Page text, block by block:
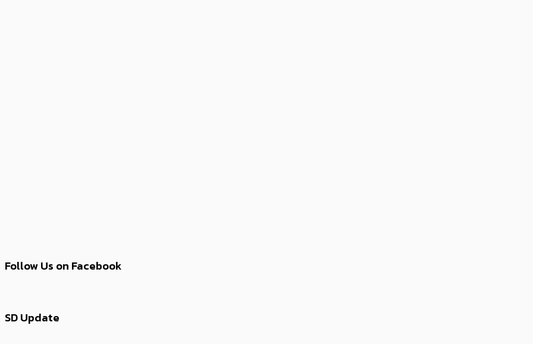
Follow Us on Facebook
SD Update